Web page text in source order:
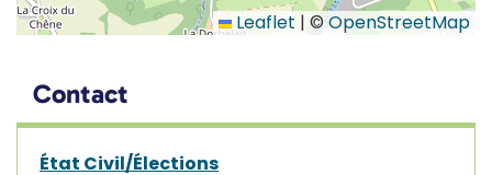
Leaflet | ©OpenStreetMap
Informations complémentaires
Contact
État Civil/Élections